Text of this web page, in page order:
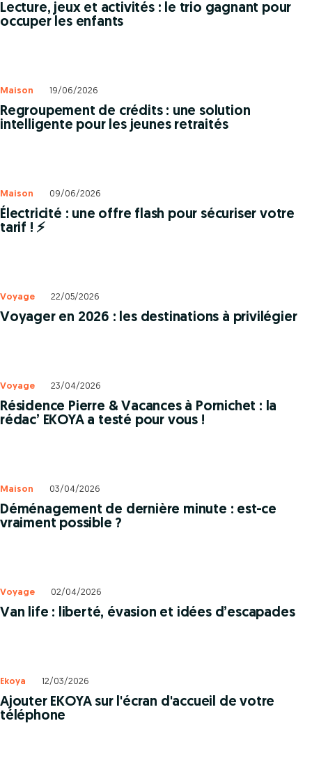
Lecture, jeux et activités : le trio gagnant pour
occuper les enfants
Maison 19/06/2026
Regroupement de crédits : une solution
intelligente pour les jeunes retraités
Maison 09/06/2026
Électricité : une offre flash pour sécuriser votre
tarif ! ⚡️
Voyage 22/05/2026
Voyager en 2026 : les destinations à privilégier
Voyage 23/04/2026
Résidence Pierre & Vacances à Pornichet : la
rédac’ EKOYA a testé pour vous !
Maison 03/04/2026
Déménagement de dernière minute : est-ce
vraiment possible ?
Voyage 02/04/2026
Van life : liberté, évasion et idées d’escapades
Ekoya 12/03/2026
Ajouter EKOYA sur l'écran d'accueil de votre
téléphone